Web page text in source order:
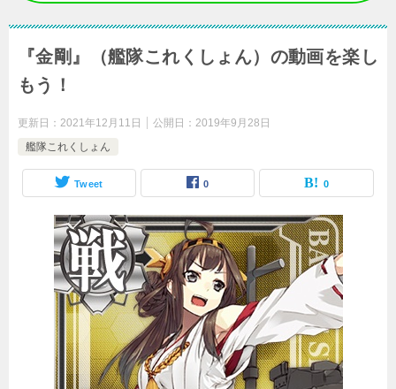
『金剛』（艦隊これくしょん）の動画を楽し
もう！
更新日： 2021年12月11日 公開日： 2019年9月28日
艦隊これくしょん
Tweet 0 0